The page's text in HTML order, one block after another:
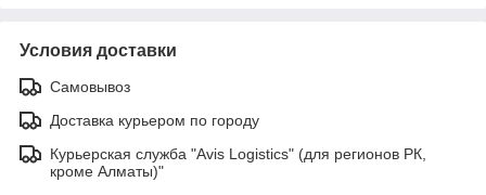
Условия доставки
Самовывоз
Доставка курьером по городу
Курьерская служба "Avis Logistics" (для регионов РК,
кроме Алматы)"